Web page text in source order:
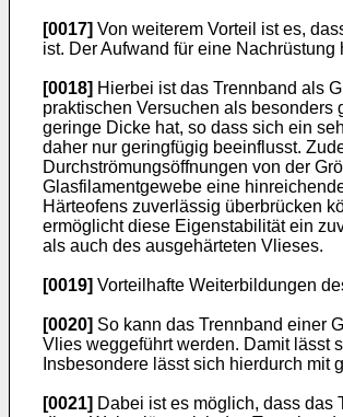
[0017] Von weiterem Vorteil ist es,
ist. Der Aufwand für eine
[0018] Hierbei ist das Trennband als
praktischen Versuchen als
geringe Dicke hat, so dass sich ein
daher nur geringfügig beeinflusst.
Durchströmungsöffnungen von der
Glasfilamentgewebe eine
Härteofens zuverlässig überbrücken
ermöglicht diese Eigenstabilität ein
als auch des ausgehärteten Vlieses.
[0019] Vorteilhafte Weiterbildungen
[0020] So kann das Trennband einer
Vlies weggeführt werden. Damit lässt
Insbesondere lässt sich hierdurch
[0021] Dabei ist es möglich, dass das